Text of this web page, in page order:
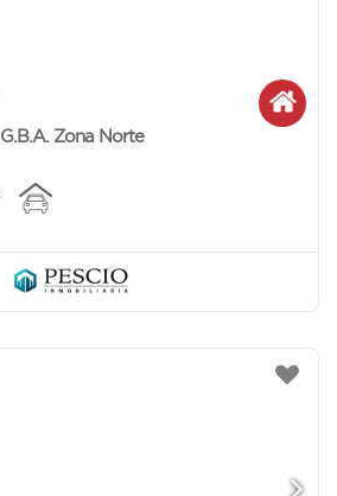
G.B.A. Zona Norte